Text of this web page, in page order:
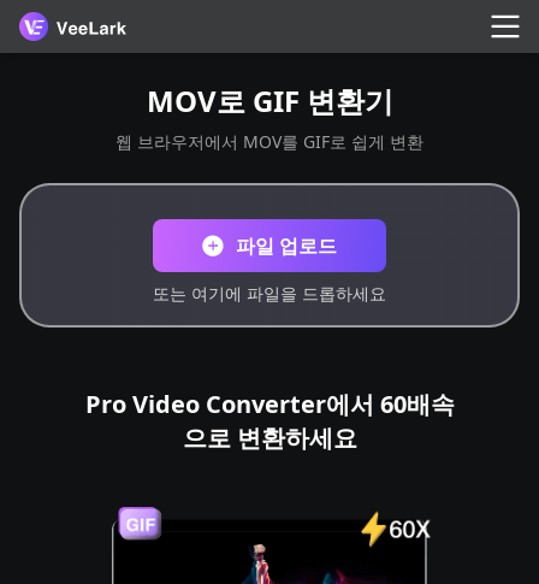
MOV로 GIF 변환기
웹 브라우저에서 MOV를 GIF로 쉽게 변환
파일 업로드
또는 여기에 파일을 드롭하세요
Pro Video Converter에서 60배속
으로 변환하세요